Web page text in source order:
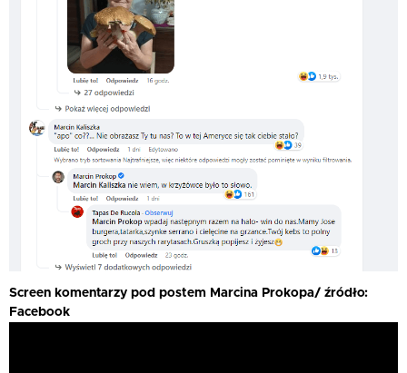
Screen komentarzy pod postem Marcina Prokopa/ źródło:
Facebook